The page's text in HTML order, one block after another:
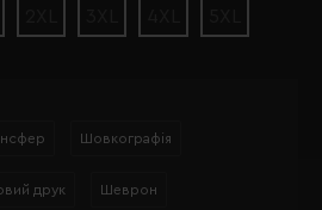
Шовкографія
друк Шеврон